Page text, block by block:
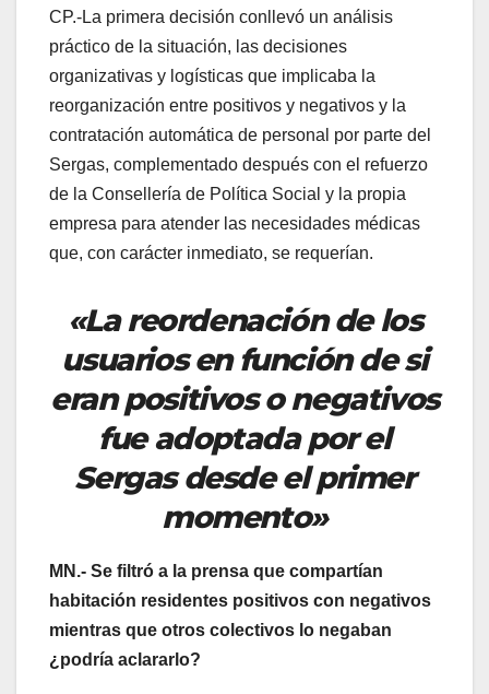
CP.-La primera decisión conllevó un análisis
práctico de la situación, las decisiones
organizativas y logísticas que implicaba la
reorganización entre positivos y negativos y la
contratación automática de personal por parte del
Sergas, complementado después con el refuerzo
de la Consellería de Política Social y la propia
empresa para atender las necesidades médicas
que, con carácter inmediato, se requerían.
«La reordenación de los
usuarios en función de si
eran positivos o negativos
fue adoptada por el
Sergas desde el primer
momento»
MN.- Se filtró a la prensa que compartían
habitación residentes positivos con negativos
mientras que otros colectivos lo negaban
¿podría aclararlo?